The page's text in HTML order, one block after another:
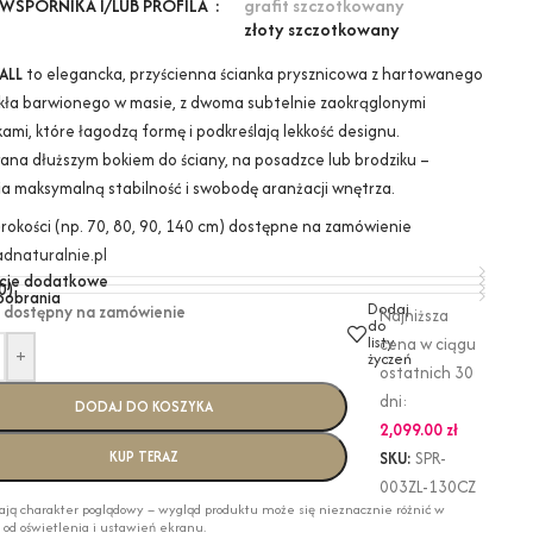
I/LUB PROFILA
grafit szczotkowany
złoty szczotkowany
to elegancka, przyścienna ścianka prysznicowa z hartowanego
barwionego w masie, z dwoma subtelnie zaokrąglonymi
które łagodzą formę i podkreślają lekkość designu.
dłuższym bokiem do ściany, na posadzce lub brodziku –
maksymalną stabilność i swobodę aranżacji wnętrza.
(np. 70, 80, 90, 140 cm) dostępne na zamówienie
dodatkowe
na zamówienie
+
DODAJ DO KOSZYKA
KUP TERAZ
Dodaj
do
listy
życzeń
Najniższa
cena w ciągu
ostatnich 30
dni:
2,099.00 zł
SKU: SPR-
003ZL-130CZ
charakter poglądowy – wygląd produktu może się nieznacznie różnić w
od oświetlenia i ustawień ekranu.